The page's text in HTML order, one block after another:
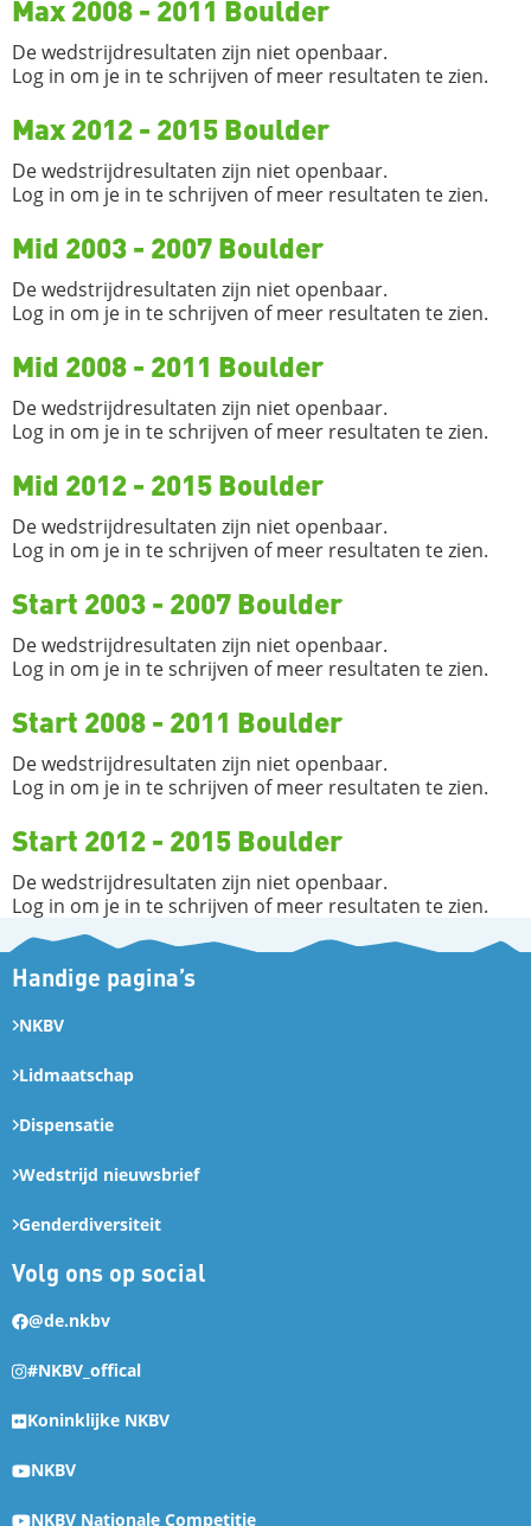
Max 2008 - 2011 Boulder
De wedstrijdresultaten zijn niet openbaar.
Log in om je in te schrijven of meer resultaten te zien.
Max 2012 - 2015 Boulder
De wedstrijdresultaten zijn niet openbaar.
Log in om je in te schrijven of meer resultaten te zien.
Mid 2003 - 2007 Boulder
De wedstrijdresultaten zijn niet openbaar.
Log in om je in te schrijven of meer resultaten te zien.
Mid 2008 - 2011 Boulder
De wedstrijdresultaten zijn niet openbaar.
Log in om je in te schrijven of meer resultaten te zien.
Mid 2012 - 2015 Boulder
De wedstrijdresultaten zijn niet openbaar.
Log in om je in te schrijven of meer resultaten te zien.
Start 2003 - 2007 Boulder
De wedstrijdresultaten zijn niet openbaar.
Log in om je in te schrijven of meer resultaten te zien.
Start 2008 - 2011 Boulder
De wedstrijdresultaten zijn niet openbaar.
Log in om je in te schrijven of meer resultaten te zien.
Start 2012 - 2015 Boulder
De wedstrijdresultaten zijn niet openbaar.
Log in om je in te schrijven of meer resultaten te zien.
Handige pagina’s
NKBV
Lidmaatschap
Dispensatie
Wedstrijd nieuwsbrief
Genderdiversiteit
Volg ons op social
@de.nkbv
#NKBV_offical
Koninklijke NKBV
NKBV
NKBV Nationale Competitie